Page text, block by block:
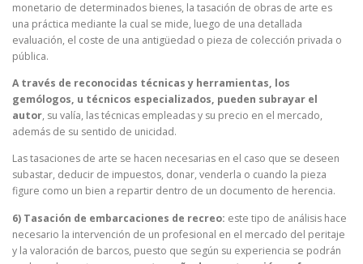
monetario de determinados bienes, la tasación de obras de arte es
una práctica mediante la cual se mide, luego de una detallada
evaluación, el coste de una antigüedad o pieza de colección privada o
pública.
A través de reconocidas técnicas y herramientas, los
gemólogos, u técnicos especializados, pueden subrayar el
autor, su valía, las técnicas empleadas y su precio en el mercado,
además de su sentido de unicidad.
Las tasaciones de arte se hacen necesarias en el caso que se deseen
subastar, deducir de impuestos, donar, venderla o cuando la pieza
figure como un bien a repartir dentro de un documento de herencia.
6) Tasación de embarcaciones de recreo: este tipo de análisis hace
necesario la intervención de un profesional en el mercado del peritaje
y la valoración de barcos, puesto que según su experiencia se podrán